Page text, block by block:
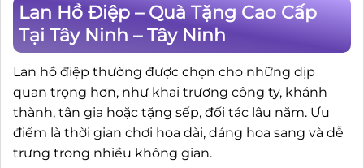
Lan Hồ Điệp – Quà Tặng Cao Cấp
Tại Tây Ninh – Tây Ninh
Lan hồ điệp thường được chọn cho những dịp
quan trọng hơn, như khai trương công ty, khánh
thành, tân gia hoặc tặng sếp, đối tác lâu năm. Ưu
điểm là thời gian chơi hoa dài, dáng hoa sang và dễ
trưng trong nhiều không gian.